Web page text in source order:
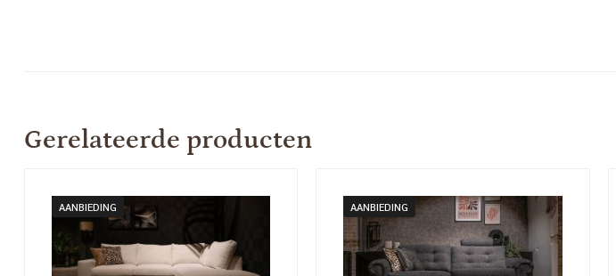
Gerelateerde producten
AANBIEDING AANBIEDING